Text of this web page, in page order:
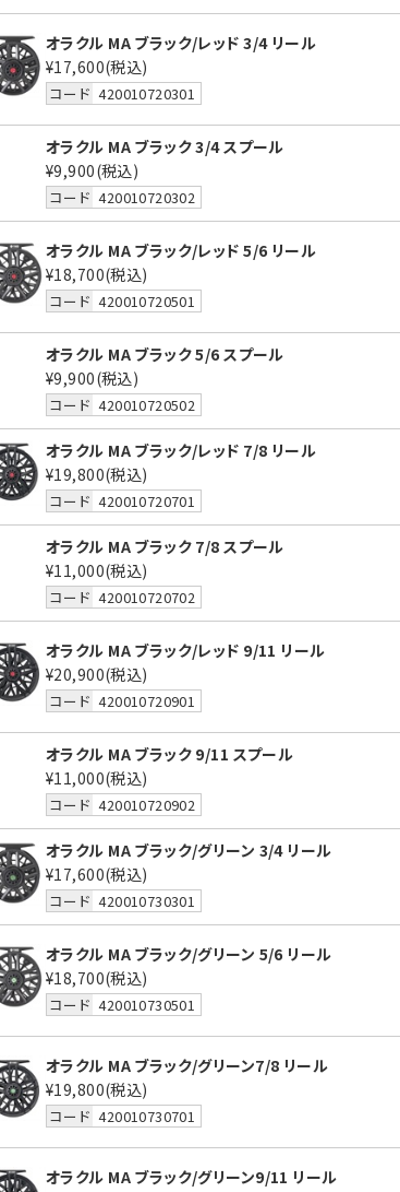
オラクル MA ブラック/レッド 3/4 リール
¥17,600(税込)
コード 420010720301
オラクル MA ブラック 3/4 スプール
¥9,900(税込)
コード 420010720302
オラクル MA ブラック/レッド 5/6 リール
¥18,700(税込)
コード 420010720501
オラクル MA ブラック 5/6 スプール
¥9,900(税込)
コード 420010720502
オラクル MA ブラック/レッド 7/8 リール
¥19,800(税込)
コード 420010720701
オラクル MA ブラック 7/8 スプール
¥11,000(税込)
コード 420010720702
オラクル MA ブラック/レッド 9/11 リール
¥20,900(税込)
コード 420010720901
オラクル MA ブラック 9/11 スプール
¥11,000(税込)
コード 420010720902
オラクル MA ブラック/グリーン 3/4 リール
¥17,600(税込)
コード 420010730301
オラクル MA ブラック/グリーン 5/6 リール
¥18,700(税込)
コード 420010730501
オラクル MA ブラック/グリーン7/8 リール
¥19,800(税込)
コード 420010730701
オラクル MA ブラック/グリーン9/11 リール